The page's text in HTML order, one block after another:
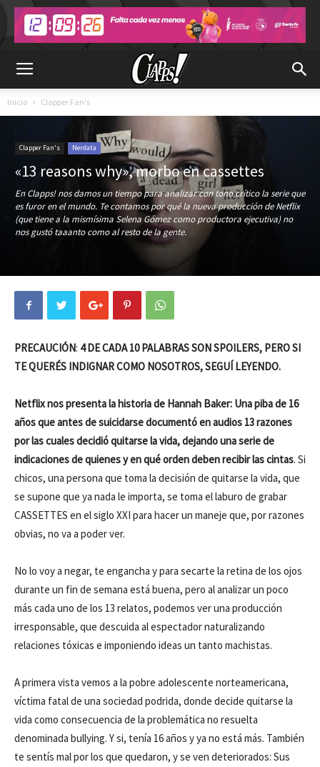
Inicio Clapper Fan's
Clapper Fan's Nerdata
«13 reasons why», morbo en cassettes
En Clapps! nos damos un tiempo para analizar con tono crítico la serie que
es furor en el mundo. Te contamos por qué la nueva producción de Netflix
(que tiene a la mismísima Selena Gómez como productora ejecutiva) no
nos gustó taaanto como al resto de la gente.
PRECAUCIÓN: 4 DE CADA 10 PALABRAS SON SPOILERS, PERO SI
TE QUERÉS INDIGNAR COMO NOSOTROS, SEGUÍ LEYENDO.
Netflix nos presenta la historia de Hannah Baker: Una piba de 16
años que antes de suicidarse documentó en audios 13 razones
por las cuales decidió quitarse la vida, dejando una serie de
indicaciones de quienes y en qué orden deben recibir las cintas. Si
chicos, una persona que toma la decisión de quitarse la vida, que
se supone que ya nada le importa, se toma el laburo de grabar
CASSETTES en el siglo XXI para hacer un maneje que, por razones
obvias, no va a poder ver.
No lo voy a negar, te engancha y para secarte la retina de los ojos
durante un fin de semana está buena, pero al analizar un poco
más cada uno de los 13 relatos, podemos ver una producción
irresponsable, que descuida al espectador naturalizando
relaciones tóxicas e imponiendo ideas un tanto machistas.
A primera vista vemos a la pobre adolescente norteamericana,
víctima fatal de una sociedad podrida, donde decide quitarse la
vida como consecuencia de la problemática no resuelta
denominada bullying. Y si, tenía 16 años y ya no está más. También
te sentís mal por los que quedaron, y se ven deteriorados: Sus